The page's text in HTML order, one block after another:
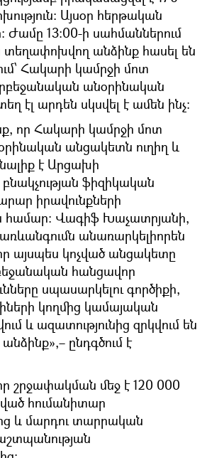
Այսօր հերթական
Ժամը 13:00-ի սահմաններում
անձինք հասել են
Հակարի կամրջի մոտ
անօրինական
էլ արդեն սկսվել է ամեն ինչ։
որ Հակարի կամրջի մոտ
անցակետն ուղիղ և
է Արցախի
ֆիզիկական
իրավունքների
համար։ Վագիֆ Խաչատրյանի,
անառարկելիորեն
այսպես կոչված անցակետը
հանցավոր
սպասարկելու գործիքի,
կողմից կամայական
և ազատությունից զրկվում են
ընդգծում է
շրջափակման մեջ է 120 000
հումանիտար
և մարդու տարրական